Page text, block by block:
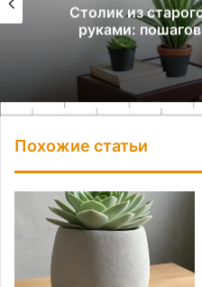
Столик из
руками:
Похожие статьи